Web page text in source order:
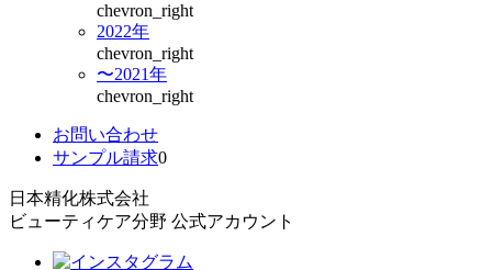
chevron_right
2022年
chevron_right
〜2021年
chevron_right
お問い合わせ
サンプル請求0
日本精化株式会社
ビューティケア分野 公式アカウント